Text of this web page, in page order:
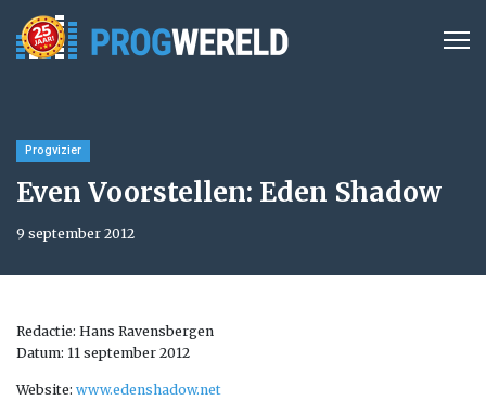
Progvizier
Even Voorstellen: Eden Shadow
9 september 2012
Redactie: Hans Ravensbergen
Datum: 11 september 2012
Website: www.edenshadow.net